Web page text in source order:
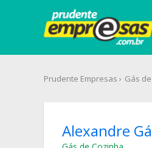
Prudente Empresas Gás
Alexandre